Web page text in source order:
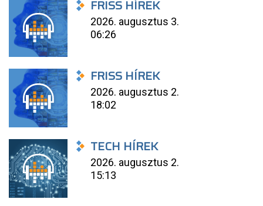
FRISS HÍREK
2026. augusztus 3.
06:26
FRISS HÍREK
2026. augusztus 2.
18:02
TECH HÍREK
2026. augusztus 2.
15:13